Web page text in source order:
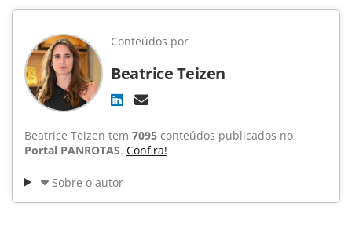
Conteúdos por
Beatrice Teizen
Beatrice Teizen tem 7095 conteúdos publicados no
Portal PANROTAS. Confira!
Sobre o autor